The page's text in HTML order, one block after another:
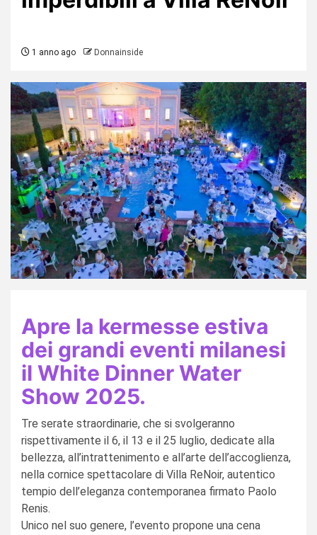
1 anno ago Donnainside
Apre la kermesse estiva
dei grandi eventi milanesi
il White Dinner Water
Show 2025.
Tre serate straordinarie, che si svolgeranno
rispettivamente il 6, il 13 e il 25 luglio, dedicate alla
bellezza, all’intrattenimento e all’arte dell’accoglienza,
nella cornice spettacolare di Villa ReNoir, autentico
tempio dell’eleganza contemporanea firmato Paolo
Renis.
Unico nel suo genere, l’evento propone una cena